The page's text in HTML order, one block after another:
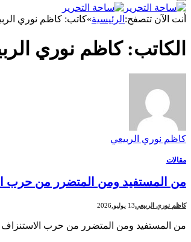
أنت الآن تتصفح: الرئيسية»كاتب: كاظم نوري
الكاتب:كاظم نوري
كاظم نوري الربيعي
مقالات
من المستفيد ومن المتضرر من حرب
كاظم نوري الربيعي13 يوليو,2026
من المستفيد ومن المتضرر من حرب الاستنزاف